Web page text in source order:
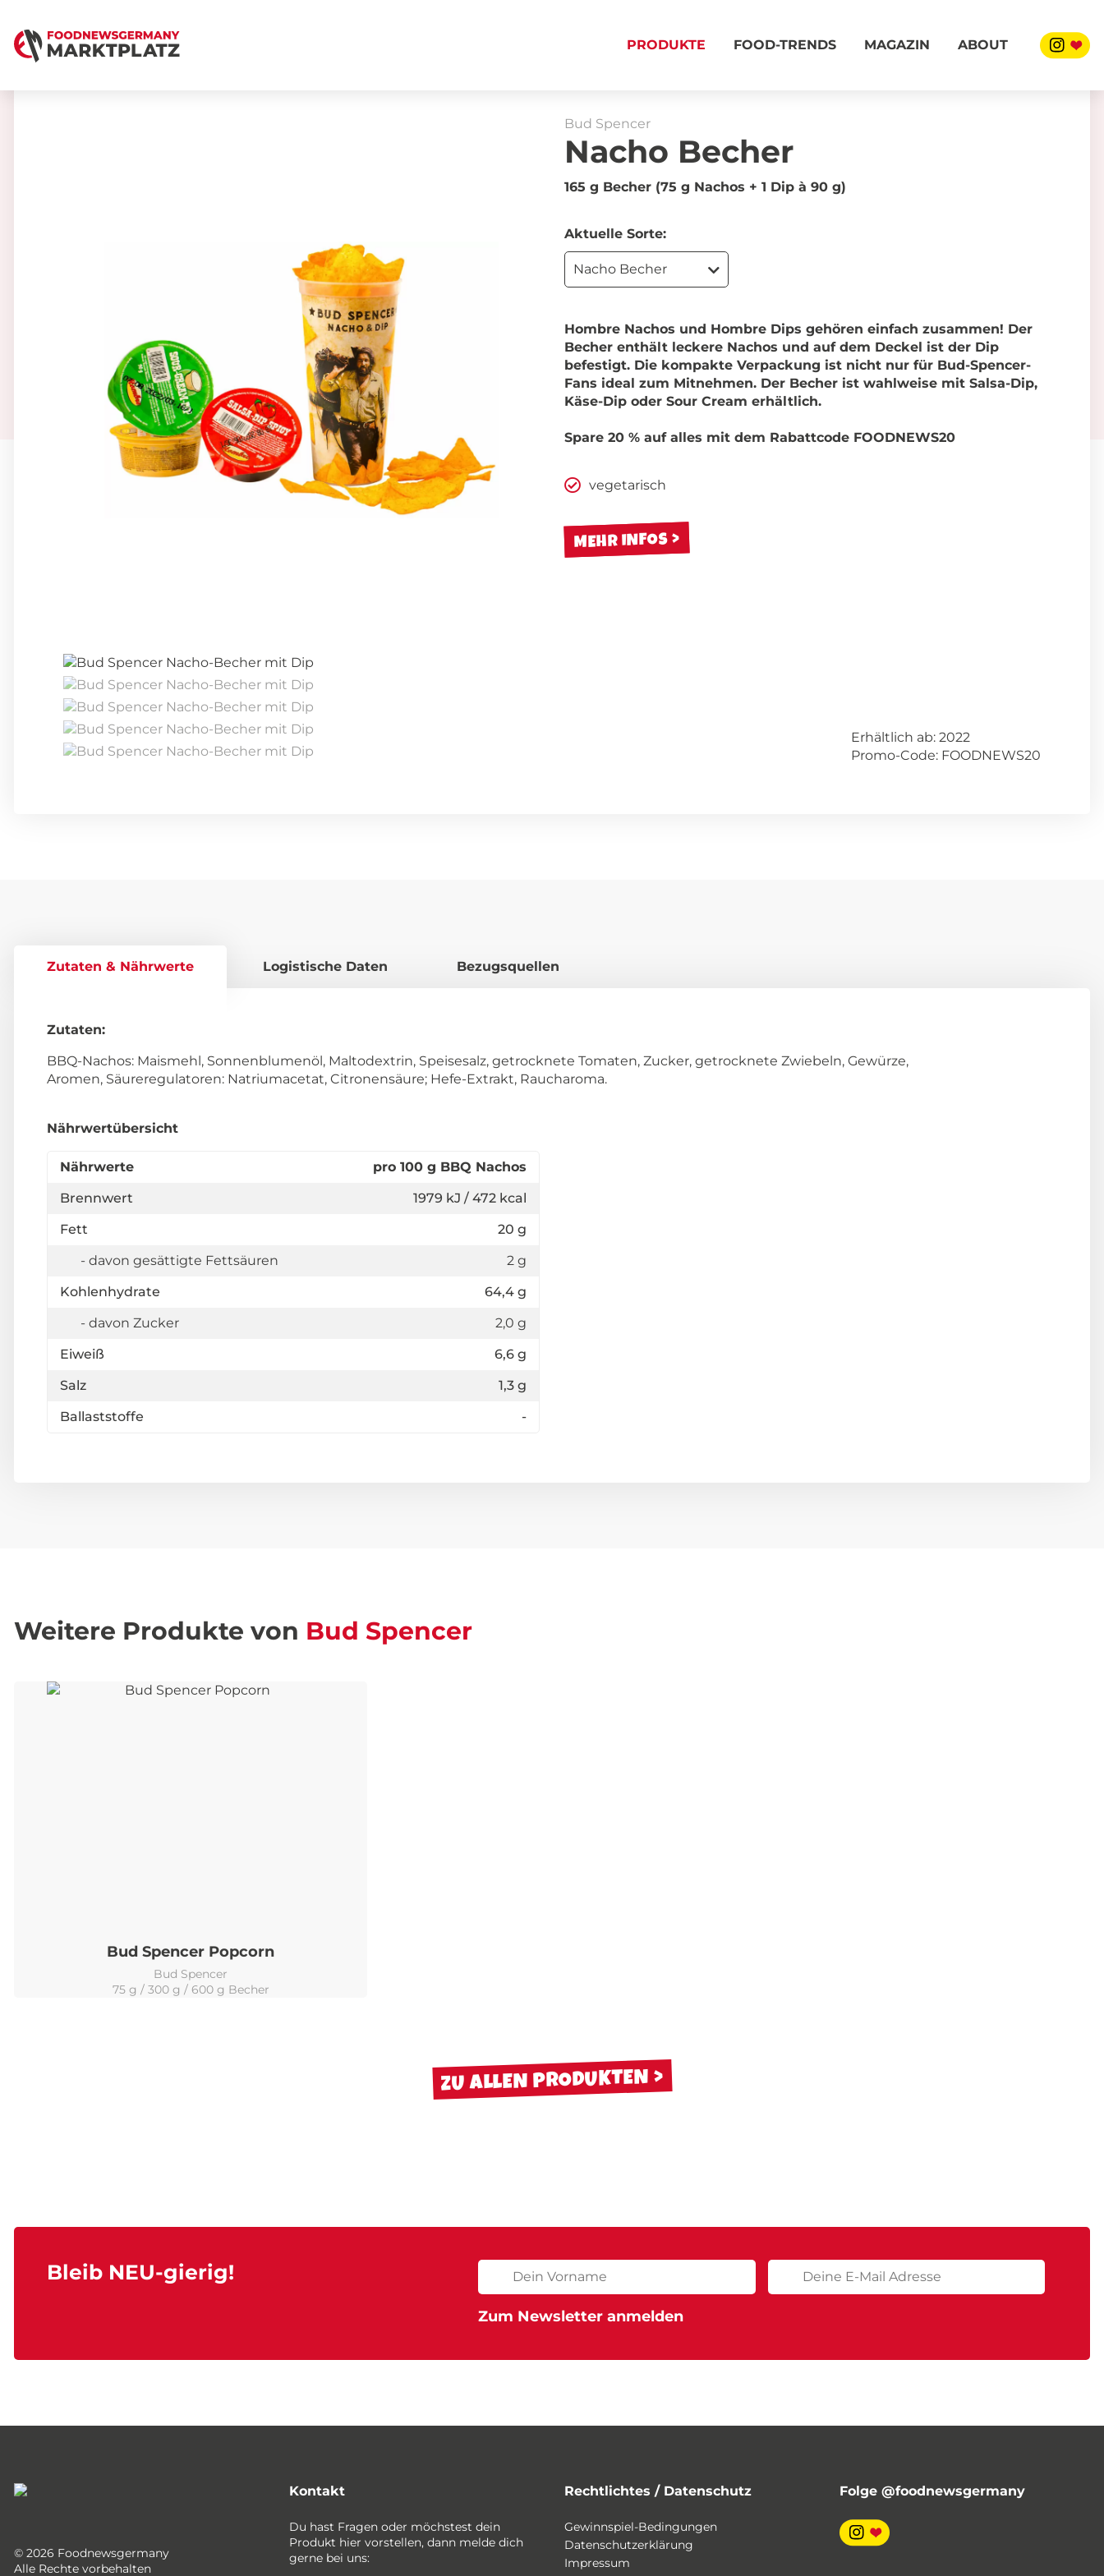
PRODUKTE FOOD-TRENDS MAGAZIN ABOUT
Bud Spencer
Nacho Becher
165 g Becher (75 g Nachos + 1 Dip à 90 g)
Aktuelle Sorte:
Nacho Becher
Hombre Nachos und Hombre Dips gehören einfach zusammen! Der
Becher enthält leckere Nachos und auf dem Deckel ist der Dip
befestigt. Die kompakte Verpackung ist nicht nur für Bud-Spencer-
Fans ideal zum Mitnehmen. Der Becher ist wahlweise mit Salsa-Dip,
Käse-Dip oder Sour Cream erhältlich.
Spare 20 % auf alles mit dem Rabattcode FOODNEWS20
vegetarisch
MEHR INFOS
Erhältlich ab: 2022
Promo-Code: FOODNEWS20
Zutaten & Nährwerte Logistische Daten Bezugsquellen
Zutaten:
BBQ-Nachos: Maismehl, Sonnenblumenöl, Maltodextrin, Speisesalz, getrocknete Tomaten, Zucker, getrocknete Zwiebeln, Gewürze,
Aromen, Säureregulatoren: Natriumacetat, Citronensäure; Hefe-Extrakt, Raucharoma.
Nährwertübersicht
Nährwerte
pro 100 g BBQ Nachos
Brennwert
1979 kJ / 472 kcal
Fett
20 g
- davon gesättigte Fettsäuren
2 g
Kohlenhydrate
64,4 g
- davon Zucker
2,0 g
Eiweiß
6,6 g
Salz
1,3 g
Ballaststoffe
-
Weitere Produkte von Bud Spencer
Bud Spencer Popcorn
Bud Spencer
75 g / 300 g / 600 g Becher
ZU ALLEN PRODUKTEN
Bleib NEU-gierig!
© 2026 Foodnewsgermany
Alle Rechte vorbehalten
Kontakt
Du hast Fragen oder möchstest dein
Produkt hier vorstellen, dann melde dich
gerne bei uns:
Rechtlichtes / Datenschutz
Gewinnspiel-Bedingungen
Datenschutzerklärung
Impressum
Folge @foodnewsgermany